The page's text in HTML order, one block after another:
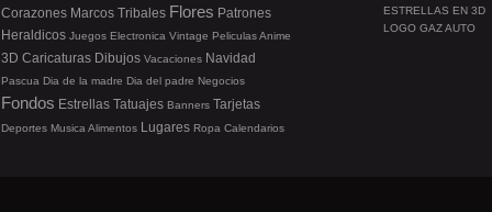
ESTRELLAS EN 3D
LOGO GAZ AUTO
Corazones Marcos Tribales Flores Patrones
Heraldicos Juegos Electronica Vintage PeliculasAnime
3D Caricaturas Dibujos Vacaciones Navidad
Pascua Dia de la madre Dia del padre Negocios
Fondos Estrellas Tatuajes Banners Tarjetas
Deportes Musica Alimentos Lugares Ropa Calendarios